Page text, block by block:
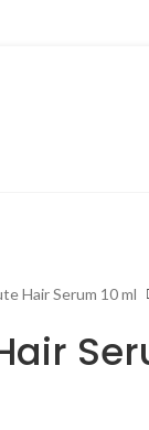
Hair Serum 10 ml